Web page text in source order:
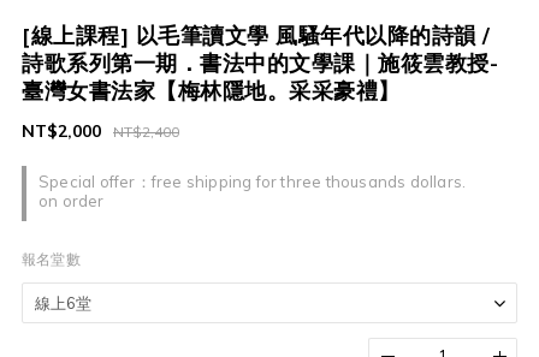
[線上課程] 以毛筆讀文學 風騷年代以降的詩韻 /
詩歌系列第一期．書法中的文學課｜施筱雲教授-
臺灣女書法家【梅林隱地。采采豪禮】
Special offer：free shipping for three thousands dollars.
on order
NT$2,400
NT$2,000
報名堂數